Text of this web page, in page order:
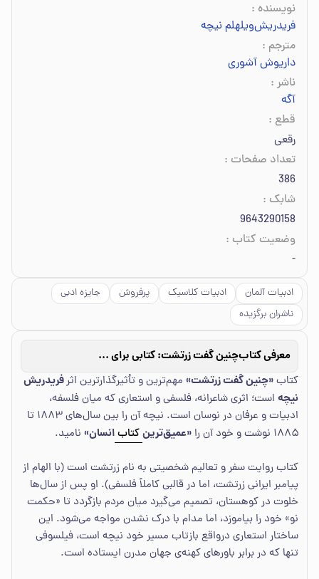
نویسنده :
فریدریش‌ویلهلم نیچه
مترجم :
داریوش آشوری
ناشر :
آگه
قطع :
رقعی
تعداد صفحات :
386
شابک :
9643290158
وضعیت کتاب :
-
ادبیات آلمان ادبیات کلاسیک پرفروش
جایزه ادبی
ناشران برگزیده
معرفی کتاب چنین گفت زرتشت: کتابی برای همه کس و هیچ کس
کتاب«چنین گفت زرتشت» مهم‌ترین و تأثیرگذارترین اثرفریدریش
نیچه است؛ اثری شاعرانه، فلسفی و استعاری که میان فلسفه،
ادبیات و عرفان در نوسان است. نیچه آن را بین سال‌های ۱۸۸۳ تا
۱۸۸۵ نوشت و خود آن را
«عمیق‌ترینکتابانسان» نامید.
کتاب روایت سفر و تعالیم شخصیتی به نام زرتشت است (با الهام از
پیامبر ایرانی زرتشت، اما در قالبی کاملاً فلسفی). او پس از سال‌ها
خلوت در کوهستان، تصمیم می‌گیرد میان مردم بازگردد تا «حکمت
نو» خود را بیاموزد، اما مدام با درک نشدن مواجه می‌شود. این
ساختار استعاری درواقع بازتاب مسیر خود نیچه است، فیلسوفی
تنها که در برابر باورهای کهنه‌ی جهان مدرن ایستاده است.